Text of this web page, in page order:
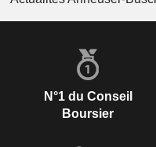
N°1 du Conseil
Boursier